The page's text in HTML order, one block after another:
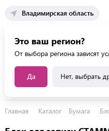
Владимирская область
Это ваш регион?
От выбора региона зависят
Да Нет, выбрать
Каталог услуг
Главная Каталог Бумага